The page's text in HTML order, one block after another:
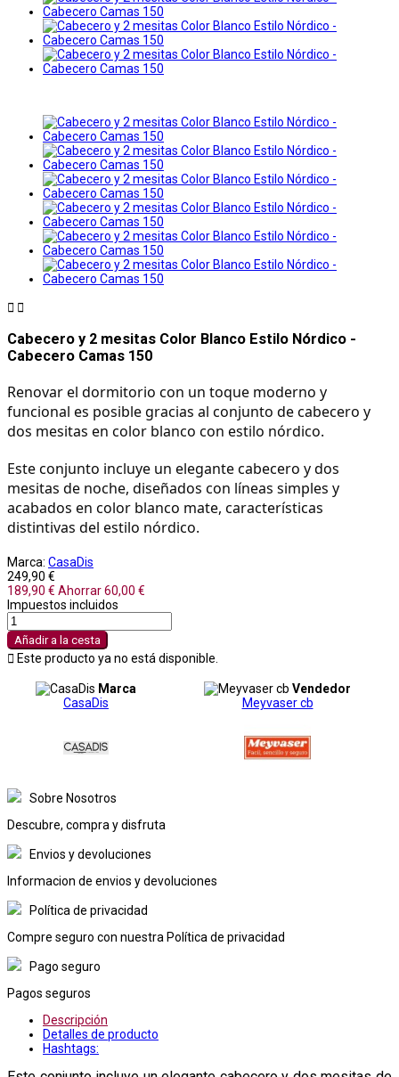
 
Cabecero y 2 mesitas Color Blanco Estilo Nórdico -
Cabecero Camas 150
Renovar el dormitorio con un toque moderno y
funcional es posible gracias al conjunto de cabecero y
dos mesitas en color blanco con estilo nórdico.
Este conjunto incluye un elegante cabecero y dos
mesitas de noche, diseñados con líneas simples y
acabados en color blanco mate, características
distintivas del estilo nórdico.
Marca: CasaDis
249,90 €
189,90 € Ahorrar 60,00 €
Impuestos incluidos
Añadir a la cesta
 Este producto ya no está disponible.
Marca
CasaDis
Vendedor
Meyvaser cb
Sobre Nosotros
Descubre, compra y disfruta
Envios y devoluciones
Informacion de envios y devoluciones
Política de privacidad
Compre seguro con nuestra Política de privacidad
Pago seguro
Pagos seguros
Descripción
Detalles de producto
Hashtags: